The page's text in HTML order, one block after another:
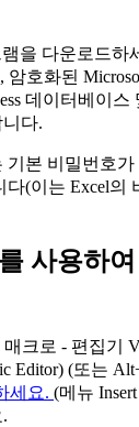
을 다운로드하
, 암호화된
데이터베이
다.
기본 비밀번호
(이는 Excel의
사용하
크로 - 편집기
Editor) (또는
세요. (메뉴